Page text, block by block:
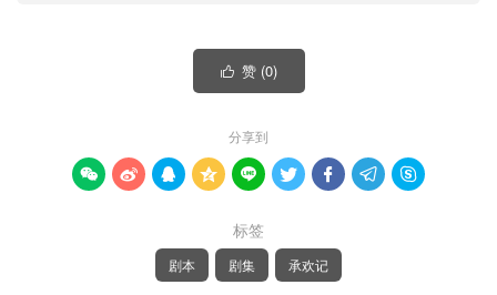
 赞 (0)
分享到
        
标签
剧本 剧集 承欢记